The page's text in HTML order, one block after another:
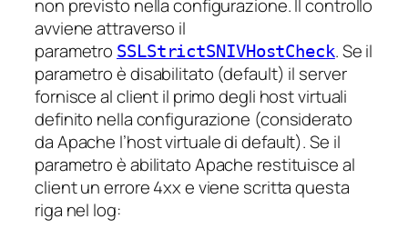
non previsto nella configurazione. Il controllo
avviene attraverso il
parametro SSLStrictSNIVHostCheck. Se il
parametro è disabilitato (default) il server
fornisce al client il primo degli host virtuali
definito nella configurazione (considerato
da Apache l’host virtuale di default). Se il
parametro è abilitato Apache restituisce al
client un errore 4xx e viene scritta questa
riga nel log: